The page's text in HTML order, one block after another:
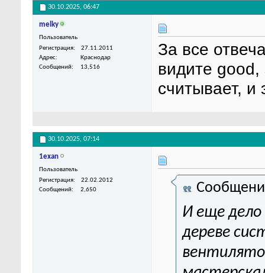
30.10.2025, 06:47
melky
Пользователь
Регистрация
27.11.2011
Адрес
Краснодар
Сообщений
13,516
За все
видите good,
считывает, и
30.10.2025, 07:14
1exan
Пользователь
Регистрация
22.02.2012
Сообщений
2,650
И еще дело
дереве